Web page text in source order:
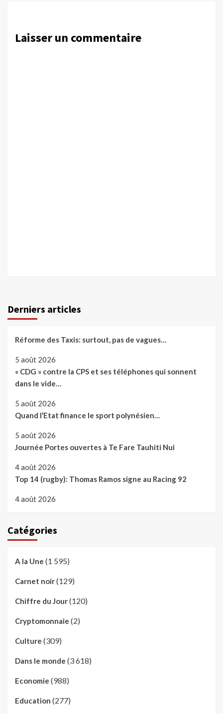
Laisser un commentaire
Derniers articles
Réforme des Taxis: surtout, pas de vagues…
5 août 2026
« CDG » contre la CPS et ses téléphones qui sonnent
dans le vide…
5 août 2026
Quand l’Etat finance le sport polynésien…
5 août 2026
Journée Portes ouvertes à Te Fare Tauhiti Nui
4 août 2026
Top 14 (rugby): Thomas Ramos signe au Racing 92
4 août 2026
Catégories
A la Une (1 595)
Carnet noir(129)
Chiffre du Jour(120)
Cryptomonnaie (2)
Culture (309)
Dans le monde (3 618)
Economie (988)
Education (277)